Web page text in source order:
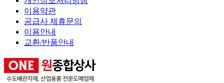
이용약관
공급사 제휴문의
이용안내
교환/반품안내